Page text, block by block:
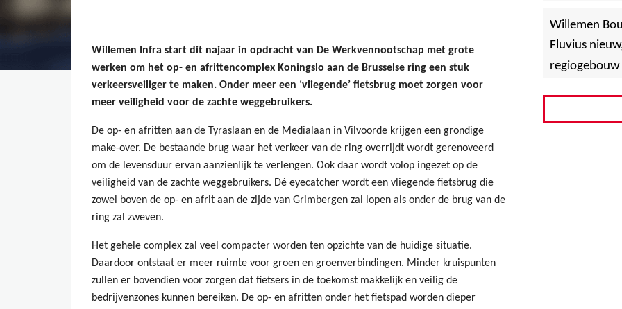
Willemen Infra start dit najaar in opdracht van De Werkvennootschap met grote
werken om het op- en afrittencomplex Koningslo aan de Brusselse ring een stuk
verkeersveiliger te maken. Onder meer een ‘vliegende’ fietsbrug moet zorgen voor
meer veiligheid voor de zachte weggebruikers.
De op- en afritten aan de Tyraslaan en de Medialaan in Vilvoorde krijgen een grondige
make-over. De bestaande brug waar het verkeer van de ring overrijdt wordt gerenoveerd
om de levensduur ervan aanzienlijk te verlengen. Ook daar wordt volop ingezet op de
veiligheid van de zachte weggebruikers. Dé eyecatcher wordt een vliegende fietsbrug die
zowel boven de op- en afrit aan de zijde van Grimbergen zal lopen als onder de brug van de
ring zal zweven.
Het gehele complex zal veel compacter worden ten opzichte van de huidige situatie.
Daardoor ontstaat er meer ruimte voor groen en groenverbindingen. Minder kruispunten
zullen er bovendien voor zorgen dat fietsers in de toekomst makkelijk en veilig de
bedrijvenzones kunnen bereiken. De op- en afritten onder het fietspad worden dieper
Willemen
Fluvius